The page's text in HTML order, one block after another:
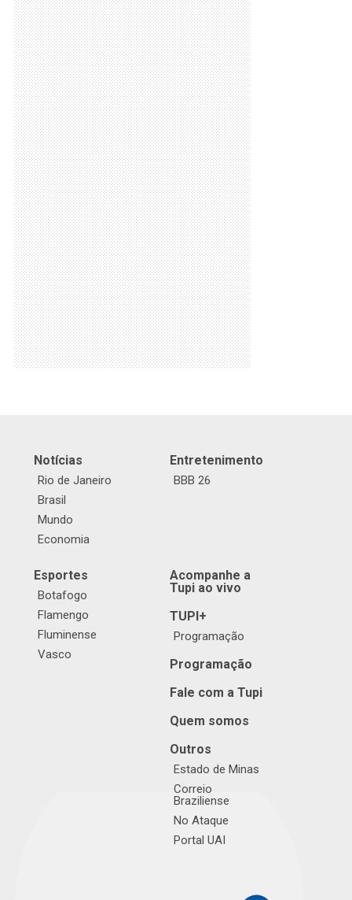
Notícias
Rio de Janeiro
Brasil
Mundo
Economia
Entretenimento
BBB 26
Esportes
Botafogo
Flamengo
Fluminense
Vasco
Acompanhe a
Tupi ao vivo
TUPI+
Programação
Programação
Fale com a Tupi
Quem somos
Outros
Estado de Minas
Correio
Braziliense
No Ataque
Portal UAI